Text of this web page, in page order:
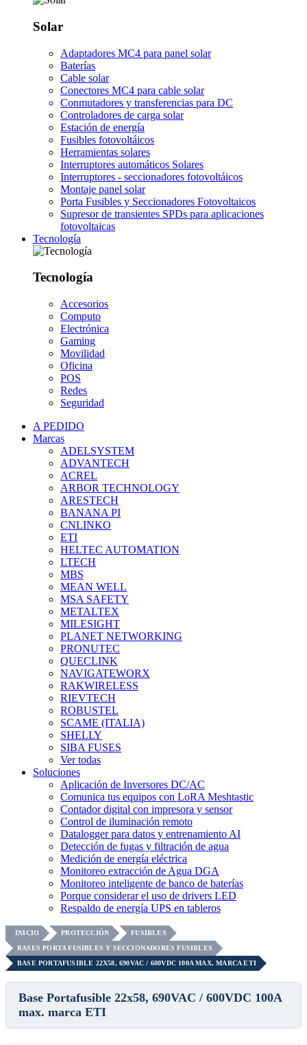
Solar
Adaptadores MC4 para panel solar
Baterías
Cable solar
Conectores MC4 para cable solar
Conmutadores y transferencias para DC
Controladores de carga solar
Estación de energía
Fusibles fotovoltáicos
Herramientas solares
Interruptores automáticos Solares
Interruptores - seccionadores fotovoltáicos
Montaje panel solar
Porta Fusibles y Seccionadores Fotovoltaicos
Supresor de transientes SPDs para aplicaciones
fotovoltaicas
Tecnología
Tecnología
Accesorios
Computo
Electrónica
Gaming
Movilidad
Oficina
POS
Redes
Seguridad
A PEDIDO
Marcas
ADELSYSTEM
ADVANTECH
ACREL
ARBOR TECHNOLOGY
ARESTECH
BANANA PI
CNLINKO
ETI
HELTEC AUTOMATION
LTECH
MBS
MEAN WELL
MSA SAFETY
METALTEX
MILESIGHT
PLANET NETWORKING
PRONUTEC
QUECLINK
NAVIGATEWORX
RAKWIRELESS
RIEVTECH
ROBUSTEL
SCAME (ITALIA)
SHELLY
SIBA FUSES
Ver todas
Soluciones
Aplicación de Inversores DC/AC
Comunica tus equipos con LoRA Meshtastic
Contador digital con impresora y sensor
Control de iluminación remoto
Datalogger para datos y entrenamiento AI
Detección de fugas y filtración de agua
Medición de energía eléctrica
Monitoreo extracción de Agua DGA
Monitoreo inteligente de banco de baterías
Porque considerar el uso de drivers LED
Respaldo de energía UPS en tableros
INICIO PROTECCIÓN
FUSIBLES
BASES PORTA FUSIBLES Y SECCIONADORES FUSIBLES
BASE PORTAFUSIBLE 22X58, 690VAC / 600VDC 100A MAX. MARCA ETI
Base Portafusible 22x58, 690VAC / 600VDC 100A
max. marca ETI